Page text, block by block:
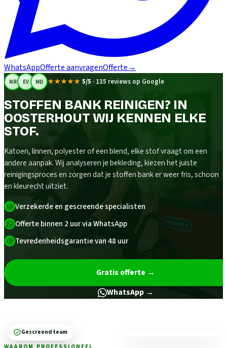
WhatsAppOfferte aanvragenOfferte→
NR EV MD ★★★★★ 5/5 · 135 reviews op Google
STOFFEN BANK REINIGEN? IN
OOSTERHOUT WIJ KENNEN ELKE
STOF.
Katoen, linnen, polyester of een blend, elke stof vraagt om een
andere aanpak. Wij analyseren je bekleding, kiezen het juiste
reinigingsproces en zorgen dat je stoffen bank er weer fris, schoon
en kleurecht uitziet.
Verzekerde en gescreende specialisten
Offerte binnen 2 uur via WhatsApp
Tevredenheidsgarantie van 48 uur
Gratis offerte →
WhatsApp →
Gescreend team